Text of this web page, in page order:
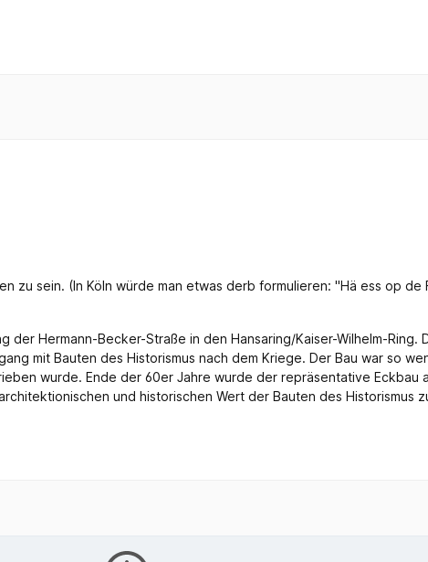
zu sein. (In Köln würde man etwas derb formulieren: "Hä ess op
der Hermann-Becker-Straße in den Hansaring/Kaiser-Wilhelm-
mit Bauten des Historismus nach dem Kriege. Der Bau war so
wurde. Ende der 60er Jahre wurde der repräsentative
und historischen Wert der Bauten des Historismus